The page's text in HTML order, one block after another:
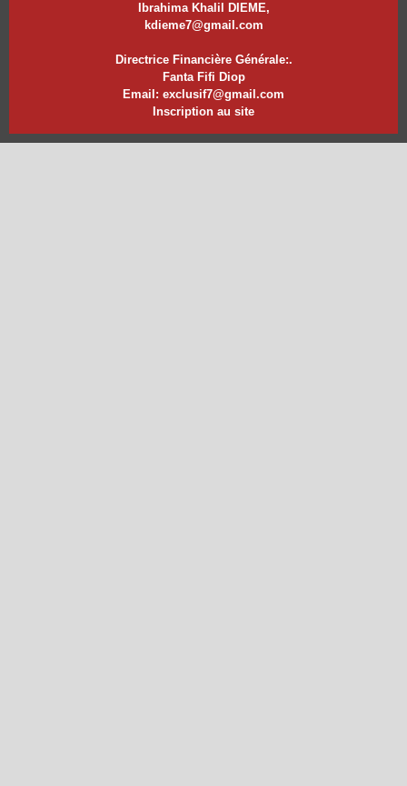
Ibrahima Khalil DIEME,
kdieme7@gmail.com
Directrice Financière Générale:.
Fanta Fifi Diop
Email: exclusif7@gmail.com
Inscription au site